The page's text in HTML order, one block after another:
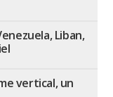
Liban,
vertical, un